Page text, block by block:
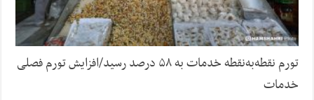
تورم نقطه‌به‌نقطه خدمات به ۵۸ درصد رسید/افزایش تورم فصلی
خدمات